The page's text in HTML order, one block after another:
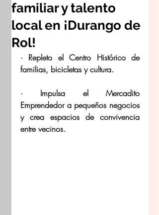
familiar y talento
local en ¡Durango de
Rol!
· Repleto el Centro Histórico de
familias, bicicletas y cultura.
· Impulsa el Mercadito
Emprendedor a pequeños negocios
y crea espacios de convivencia
entre vecinos.